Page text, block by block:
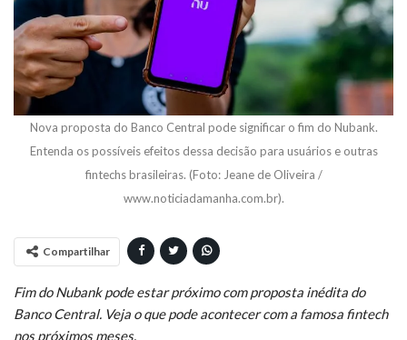
Nova proposta do Banco Central pode significar o fim do Nubank.
Entenda os possíveis efeitos dessa decisão para usuários e outras
fintechs brasileiras. (Foto: Jeane de Oliveira /
www.noticiadamanha.com.br).
Compartilhar
Fim do Nubank pode estar próximo com proposta inédita do
Banco Central. Veja o que pode acontecer com a famosa fintech
nos próximos meses.